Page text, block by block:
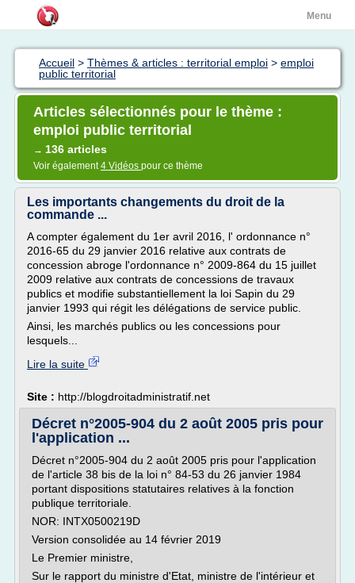
Menu
Accueil > Thèmes & articles : territorial emploi > emploi
public territorial
Articles sélectionnés pour le thème :
emploi public territorial
→ 136 articles
Voir également4 Vidéos pour ce thème
Les importants changements du droit de la
commande ...
A compter également du 1er avril 2016, l' ordonnance n°
2016-65 du 29 janvier 2016 relative aux contrats de
concession abroge l'ordonnance n° 2009-864 du 15 juillet
2009 relative aux contrats de concessions de travaux
publics et modifie substantiellement la loi Sapin du 29
janvier 1993 qui régit les délégations de service public.
Ainsi, les marchés publics ou les concessions pour
lesquels...
Lire la suite
Site : http://blogdroitadministratif.net
Décret n°2005-904 du 2 août 2005 pris pour
l'application ...
Décret n°2005-904 du 2 août 2005 pris pour l'application
de l'article 38 bis de la loi n° 84-53 du 26 janvier 1984
portant dispositions statutaires relatives à la fonction
publique territoriale.
NOR: INTX0500219D
Version consolidée au 14 février 2019
Le Premier ministre,
Sur le rapport du ministre d'Etat, ministre de l'intérieur et